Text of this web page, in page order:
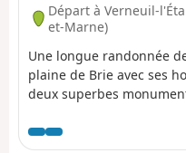
Départ à Verneuil-
et-Marne)
Une longue randonnée
plaine de Brie avec ses
deux superbes